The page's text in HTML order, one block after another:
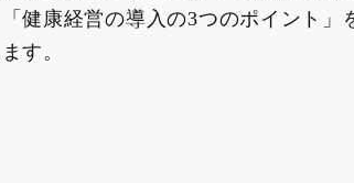
健康経営の導入の3つのポイント
す。